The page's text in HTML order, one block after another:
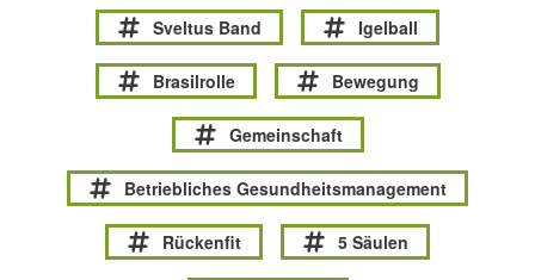
Sveltus Band Igelball
Brasilrolle Bewegung
Gemeinschaft
Betriebliches Gesundheitsmanagement
Rückenfit 5 Säulen